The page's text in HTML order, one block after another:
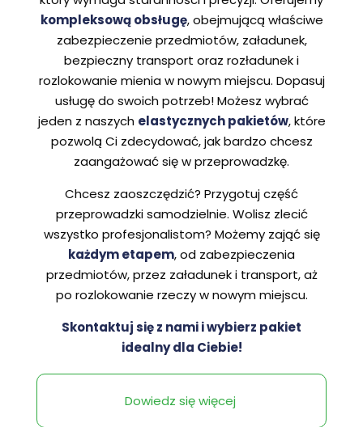
kompleksową obsługę, obejmującą właściwe
zabezpieczenie przedmiotów, załadunek,
bezpieczny transport oraz rozładunek i
rozlokowanie mienia w nowym miejscu. Dopasuj
usługę do swoich potrzeb! Możesz wybrać
jeden z naszych elastycznych pakietów, które
pozwolą Ci zdecydować, jak bardzo chcesz
zaangażować się w przeprowadzkę.
Chcesz zaoszczędzić? Przygotuj część
przeprowadzki samodzielnie. Wolisz zlecić
wszystko profesjonalistom? Możemy zająć się
każdym etapem, od zabezpieczenia
przedmiotów, przez załadunek i transport, aż
po rozlokowanie rzeczy w nowym miejscu.
Skontaktuj się z nami i wybierz pakiet
idealny dla Ciebie!
Dowiedz się więcej